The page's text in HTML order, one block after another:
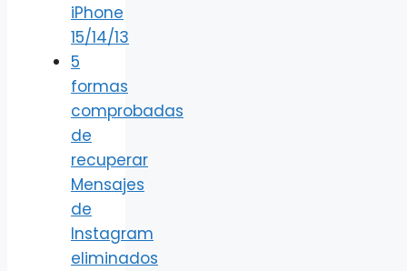
iPhone
15/14/13
5
formas
comprobadas
de
recuperar
Mensajes
de
Instagram
eliminados